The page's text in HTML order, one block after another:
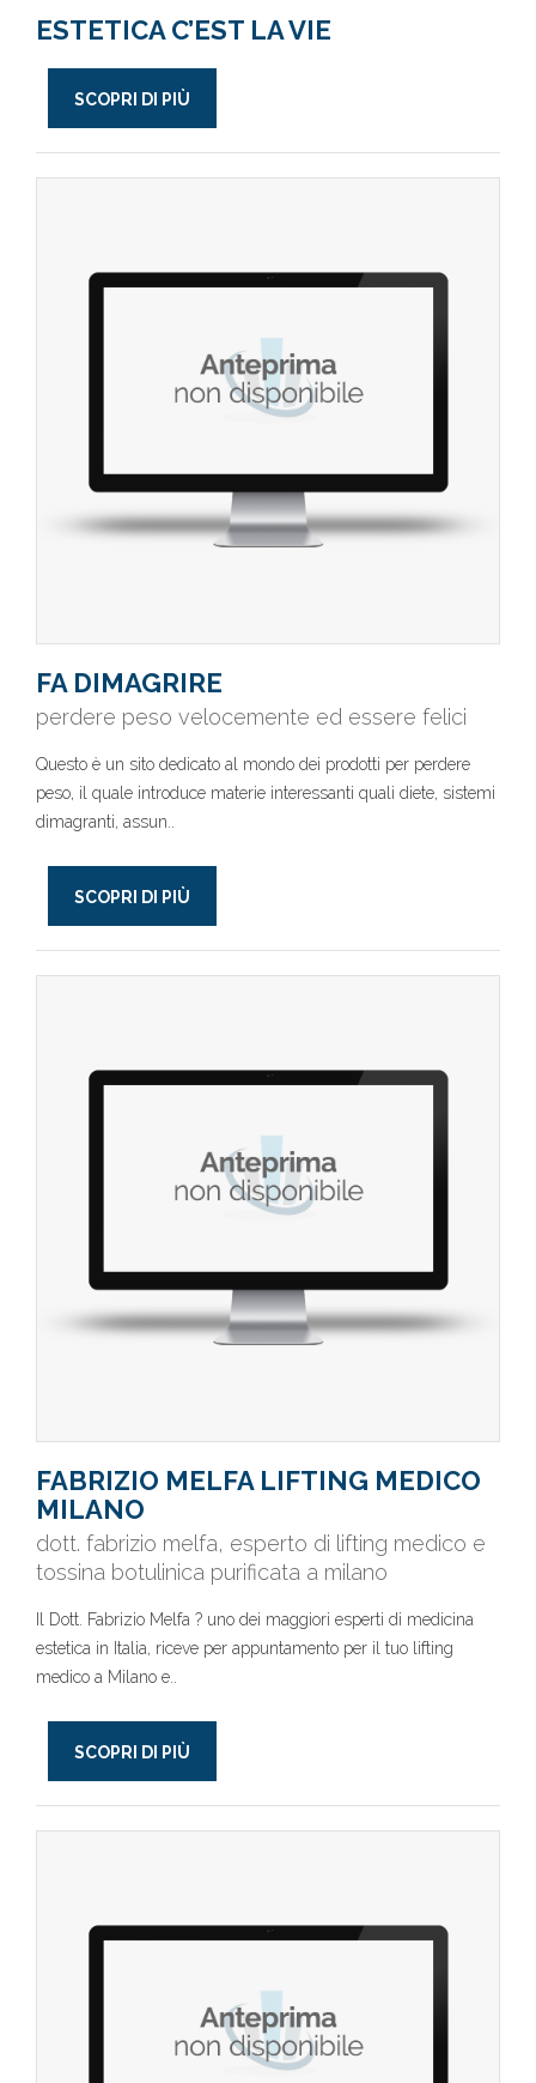
ESTETICA C’EST LA VIE
SCOPRI DI PIÙ
FA DIMAGRIRE
perdere peso velocemente ed essere felici
Questo è un sito dedicato al mondo dei prodotti per perdere
peso, il quale introduce materie interessanti quali diete, sistemi
dimagranti, assun..
SCOPRI DI PIÙ
FABRIZIO MELFA LIFTING MEDICO
MILANO
dott. fabrizio melfa, esperto di lifting medico e
tossina botulinica purificata a milano
Il Dott. Fabrizio Melfa ? uno dei maggiori esperti di medicina
estetica in Italia, riceve per appuntamento per il tuo lifting
medico a Milano e..
SCOPRI DI PIÙ